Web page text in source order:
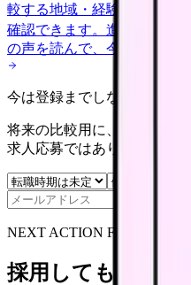
較する地域・経験年数・施
確認できます。 進む 匿
の声を読んで、今の職場だ
今は登録までしない人向け:
将来の比較用に、転職時期
求人応募ではありません。
NEXT ACTION FOR CLINICS
採用しても辞めて